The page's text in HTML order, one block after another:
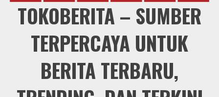
TOKOBERITA – SUMBER
TERPERCAYA UNTUK
BERITA TERBARU,